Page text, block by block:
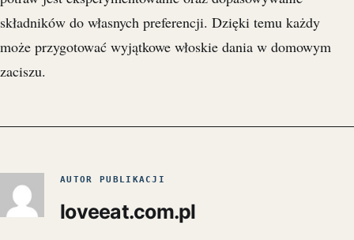
składników do własnych preferencji. Dzięki temu każdy
może przygotować wyjątkowe włoskie dania w domowym
zaciszu.
AUTOR PUBLIKACJI
loveeat.com.pl